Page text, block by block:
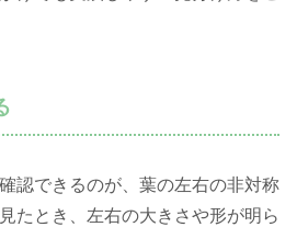
認できるのが、葉の左右の非対称
たとき、左右の大きさや形が明ら